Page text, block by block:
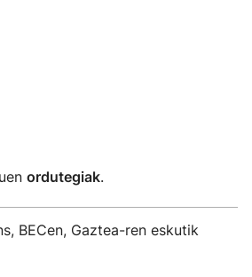
ordutegiak.
BECen, Gaztea-ren eskutik